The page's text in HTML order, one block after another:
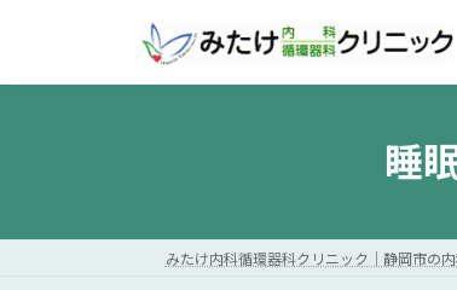
ッ
移
睡
みたけ内科循環器科クリニック｜静岡市の